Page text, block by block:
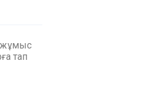
жұмыс
тап